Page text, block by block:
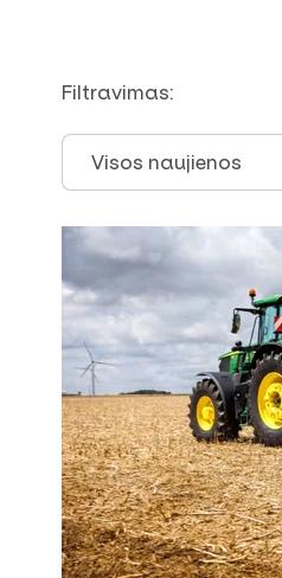
Filtravimas:
Visos naujienos